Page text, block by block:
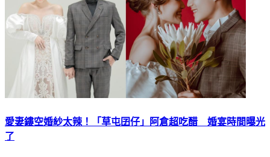
愛妻鏤空婚紗太辣！「草屯囝仔」阿倉超吃醋 婚宴時間曝光
了